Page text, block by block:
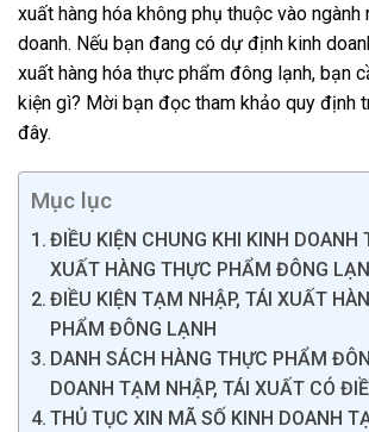
xuất hàng hóa không phụ thuộc vào
doanh. Nếu bạn đang có dự định kinh
xuất hàng hóa thực phẩm đông lạnh, bạn
kiện gì? Mời bạn đọc tham khảo quy định
đây.
Mục lục
ĐIỀU KIỆN CHUNG KHI KINH DOANH
XUẤT HÀNG THỰC PHẨM ĐÔNG
ĐIỀU KIỆN TẠM NHẬP, TÁI XUẤT
PHẨM ĐÔNG LẠNH
DANH SÁCH HÀNG THỰC PHẨM
DOANH TẠM NHẬP, TÁI XUẤT CÓ
THỦ TỤC XIN MÃ SỐ KINH DOANH